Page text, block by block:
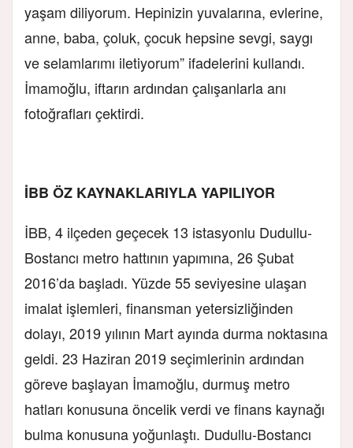
yaşam diliyorum. Hepinizin yuvalarına, evlerine,
anne, baba, çoluk, çocuk hepsine sevgi, saygı
ve selamlarımı iletiyorum” ifadelerini kullandı.
İmamoğlu, iftarın ardından çalışanlarla anı
fotoğrafları çektirdi.
İBB ÖZ KAYNAKLARIYLA YAPILIYOR
İBB, 4 ilçeden geçecek 13 istasyonlu Dudullu-
Bostancı metro hattının yapımına, 26 Şubat
2016’da başladı. Yüzde 55 seviyesine ulaşan
imalat işlemleri, finansman yetersizliğinden
dolayı, 2019 yılının Mart ayında durma noktasına
geldi. 23 Haziran 2019 seçimlerinin ardından
göreve başlayan İmamoğlu, durmuş metro
hatları konusuna öncelik verdi ve finans kaynağı
bulma konusuna yoğunlaştı. Dudullu-Bostancı